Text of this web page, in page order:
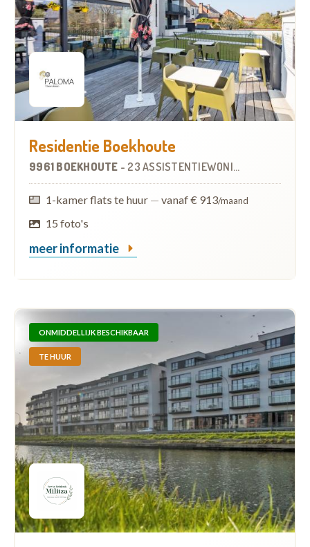
Residentie Boekhoute
9961 BOEKHOUTE - 23 ASSISTENTIEWONINGEN
1-kamer flats te huur — vanaf € 913/maand
15 foto's
meer informatie
ONMIDDELLIJK BESCHIKBAAR
TE HUUR